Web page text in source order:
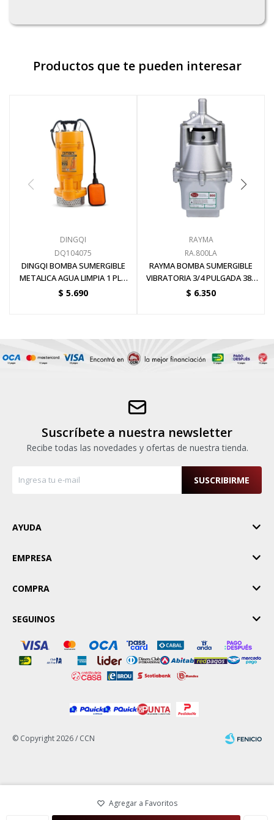
Productos que te pueden interesar
DINGQI
DQ104075
DINGQI BOMBA SUMERGIBLE
METALICA AGUA LIMPIA 1 PLG
750W - 1HP
$ 5.690
RAYMA
RA.800LA
RAYMA BOMBA SUMERGIBLE
VIBRATORIA 3/4 PULGADA 380
WATTS
$ 6.350
Suscríbete a nuestra newsletter
Recibe todas las novedades y ofertas de nuestra tienda.
SUSCRIBIRME
AYUDA
EMPRESA
COMPRA
SEGUINOS
© Copyright 2026 / CCN